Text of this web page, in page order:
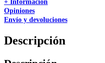
+ Información
Opiniones
Envío y devoluciones
Descripción